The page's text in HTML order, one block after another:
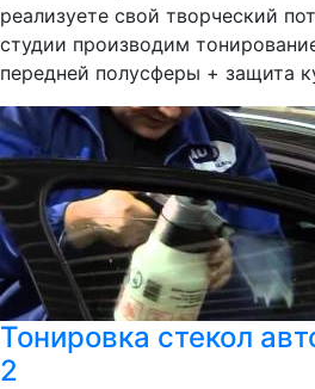
реализуете свой творческий
студии производим
передней полусферы + защита
Тонировка стекол
2